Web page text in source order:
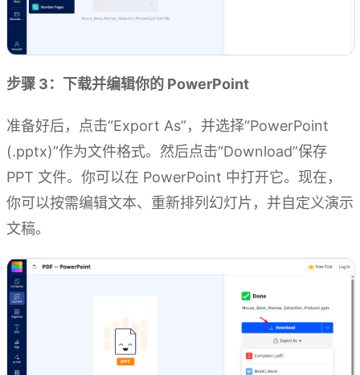
步骤 3：下载并编辑你的 PowerPoint
准备好后，点击“Export As”，并选择“PowerPoint
(.pptx)”作为文件格式。然后点击“Download”保存
PPT 文件。你可以在 PowerPoint 中打开它。现在，
你可以按需编辑文本、重新排列幻灯片，并自定义演示
文稿。